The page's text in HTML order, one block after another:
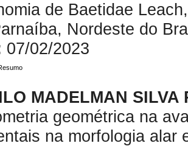
de Baetidae
Nordeste do
07/02/2023
MADELMAN SILVA
geométrica na
na morfologia alar